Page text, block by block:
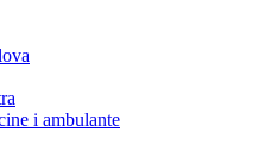
i ambulante